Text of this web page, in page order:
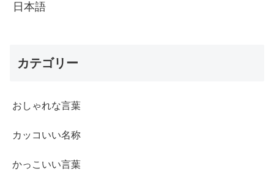
日本語
カテゴリー
おしゃれな言葉
カッコいい名称
かっこいい言葉